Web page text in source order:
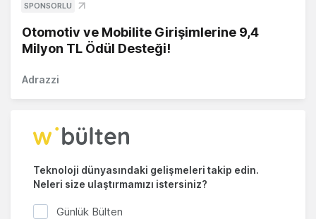
SPONSORLU
Otomotiv ve Mobilite Girişimlerine 9,4
Milyon TL Ödül Desteği!
Adrazzi
Teknoloji dünyasındaki gelişmeleri takip edin.
Neleri size ulaştırmamızı istersiniz?
Günlük Bülten